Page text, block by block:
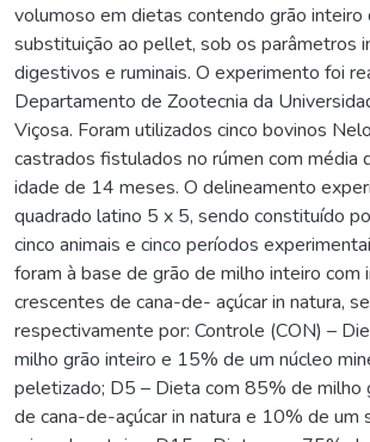
volumoso em dietas contendo grão inteiro
substituição ao pellet, sob os parâmetros
digestivos e ruminais. O experimento foi
Departamento de Zootecnia da
Viçosa. Foram utilizados cinco bovinos
castrados fistulados no rúmen com média
idade de 14 meses. O delineamento
quadrado latino 5 x 5, sendo constituído
cinco animais e cinco períodos
foram à base de grão de milho inteiro com
crescentes de cana-de- açúcar in natura,
respectivamente por: Controle (CON) –
milho grão inteiro e 15% de um núcleo
peletizado; D5 – Dieta com 85% de milho
de cana-de-açúcar in natura e 10% de um